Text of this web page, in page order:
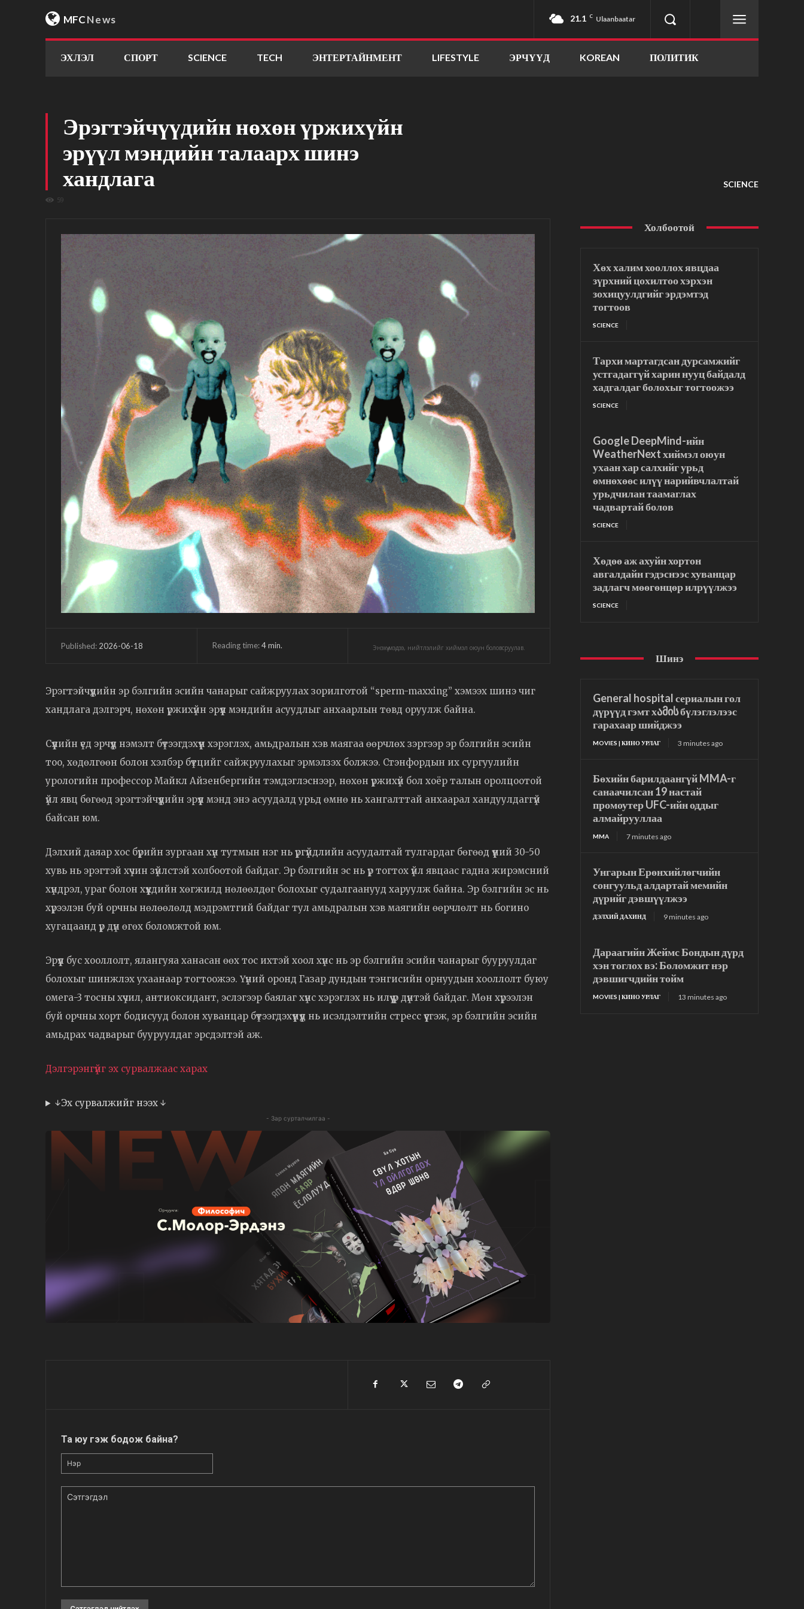
MFCNews 21.1 C Ulaanbaatar
ЭХЛЭЛ СПОРТ SCIENCE TECH ЭНТЕРТАЙНМЕНТ LIFESTYLE ЭРЧҮҮД KOREAN ПОЛИТИК
Эрэгтэйчүүдийн нөхөн үржихүйн
эрүүл мэндийн талаарх шинэ
хандлага
59
SCIENCE
Published: 2026-06-18 Reading time:4min. Энэхүү мэдээ, нийтлэлийг хиймэл оюун боловсруулав.
Эрэгтэйчүүдийн эр бэлгийн эсийн чанарыг сайжруулах зорилготой “sperm-maxxing” хэмээх шинэ чиг
хандлага дэлгэрч, нөхөн үржихүйн эрүүл мэндийн асуудлыг анхаарлын төвд оруулж байна.
Сүүлийн үед эрчүүд нэмэлт бүтээгдэхүүн хэрэглэх, амьдралын хэв маягаа өөрчлөх зэргээр эр бэлгийн эсийн
тоо, хөдөлгөөн болон хэлбэр бүтцийг сайжруулахыг эрмэлзэх болжээ. Стэнфордын их сургуулийн
урологийн профессор Майкл Айзенбергийн тэмдэглэснээр, нөхөн үржихүй бол хоёр талын оролцоотой
үйл явц бөгөөд эрэгтэйчүүдийн эрүүл мэнд энэ асуудалд урьд өмнө нь хангалттай анхаарал хандуулдаггүй
байсан юм.
Дэлхий даяар хос бүрийн зургаан хүн тутмын нэг нь үргүйдлийн асуудалтай тулгардаг бөгөөд үүний 30-50
хувь нь эрэгтэй хүчин зүйлстэй холбоотой байдаг. Эр бэлгийн эс нь үр тогтох үйл явцаас гадна жирэмсний
хүндрэл, ураг болон хүүхдийн хөгжилд нөлөөлдөг болохыг судалгаанууд харуулж байна. Эр бэлгийн эс нь
хүрээлэн буй орчны нөлөөлөлд мэдрэмтгий байдаг тул амьдралын хэв маягийн өөрчлөлт нь богино
хугацаанд үр дүн өгөх боломжтой юм.
Эрүүл бус хооллолт, ялангуяа ханасан өөх тос ихтэй хоол хүнс нь эр бэлгийн эсийн чанарыг бууруулдаг
болохыг шинжлэх ухаанаар тогтоожээ. Үүний оронд Газар дундын тэнгисийн орнуудын хооллолт буюу
омега-3 тосны хүчил, антиоксидант, эслэгээр баялаг хүнс хэрэглэх нь илүү үр дүнтэй байдаг. Мөн хүрээлэн
буй орчны хорт бодисууд болон хуванцар бүтээгдэхүүнүүд нь исэлдэлтийн стресс үүсгэж, эр бэлгийн эсийн
амьдрах чадварыг бууруулдаг эрсдэлтэй аж.
Дэлгэрэнгүйг эх сурвалжаас харах
↓Эх сурвалжийг нээх ↓
- Зар сурталчилгаа -
Та юу гэж бодож байна?
Холбоотой
Хөх халим хооллох явцдаа
зүрхний цохилтоо хэрхэн
зохицуулдгийг эрдэмтэд
тогтоов
SCIENCE
Тархи мартагдсан дурсамжийг
устгадаггүй харин нууц байдалд
хадгалдаг болохыг тогтоожээ
SCIENCE
Google DeepMind-ийн
WeatherNext хиймэл оюун
ухаан хар салхийг урьд
өмнөхөөс илүү нарийвчлалтай
урьдчилан таамаглах
чадвартай болов
SCIENCE
Хөдөө аж ахуйн хортон
авгалдайн гэдэснээс хуванцар
задлагч мөөгөнцөр илрүүлжээ
SCIENCE
Шинэ
General hospital сериалын гол
дүрүүд гэмт хამის бүлэглэлээс
гарахаар шийджээ
MOVIES | КИНО УРЛАГ 3 minutes ago
Бөхийн барилдаангүй MMA-г
санаачилсан 19 настай
промоутер UFC-ийн оддыг
алмайрууллаа
MMA 7 minutes ago
Унгарын Ерөнхийлөгчийн
сонгуульд алдартай мемийн
дүрийг дэвшүүлжээ
ДЭЛХИЙ ДАХИНД 9 minutes ago
Дараагийн Жеймс Бондын дүрд
хэн тоглох вэ: Боломжит нэр
дэвшигчдийн тойм
MOVIES | КИНО УРЛАГ 13 minutes ago